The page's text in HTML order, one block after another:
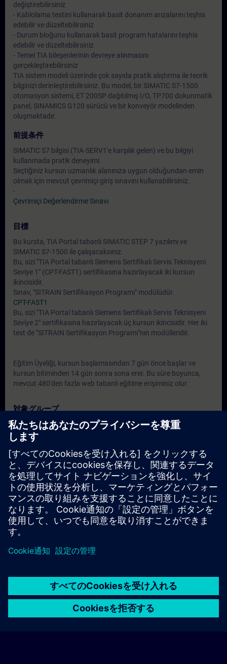
explore timeline
değiştirebilirsiniz
- Kablolama testini kullanarak basit donanım arızalarını teşhis
edebilir ve düzeltebilirsiniz
- Durum bloğunu kullanarak basit program hatalarını teşhis
edebilir ve düzeltebilirsiniz
- Temel TIA bileşenlerinin devreye alınmasını
gerçekleştirebilirsiniz
TIA sistem modeli üzerinde çok sayıda pratik alıştırma ile teorik
bilginizi derinleştirebilirsiniz. Bu model, bir SIMATIC S7-1500
otomasyon sistemi, ET 200SP dağıtılmış I/O, TP700 dokunmatik
panel, SINAMICS G120 sürücü ve bir konveyör modelinden
oluşmaktadır.
前提条件
SIMATIC S7 bilgisi (TIA-SERV1'e karşılık gelen) ve bu bilgiyi
kullanmada pratik deneyimi.
Seçtiğiniz kursun uzmanlık alanınıza uygun olduğundan emin
olmak için mevcut çevrimiçi giriş sınavını kullanabilirsiniz.
-
Çevrimiçi Değerlendirme Sınavı
目標
Bu kursta, TIA Portal tabanlı SIMATIC STEP 7 yazılımı ve
SIMATIC S7-1500 ile çalışacaksınız.
Bu, sizi "TIA Portal tabanlı Siemens Sertifikalı Servis Teknisyeni
Seviye 1" (CPT-FAST1) sertifikasına hazırlayacak iki kursun
ikincisidir.
Sınav, "SITRAIN Sertifikasyon Programı" modülüdür.
CPT-FAST1
Bu, sizi "TIA Portal tabanlı Siemens Sertifikalı Servis Teknisyeni
Seviye 2" sertifikasına hazırlayacak üç kursun ikincisidir. Her iki
test de "SITRAIN Sertifikasyon Programı"nın modülleridir.
Eğitim Üyeliği, kursun başlamasından 7 gün önce başlar ve
kursun bitiminden 14 gün sonra sona erer. Bu süre boyunca,
mevcut 480'den fazla web tabanlı eğitime erişiminiz olur.
対象グループ
Bakım personeli
Servis personeli
日付と登録日
現在利用可能なイベントはありません
コースのリクエストリストに登録していただければ、新しい日
程が決定次第、お知らせいたします。